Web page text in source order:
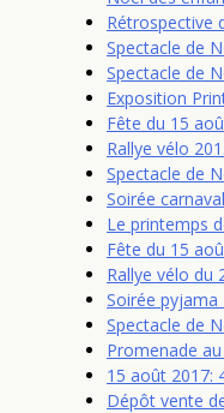
Rétrospective
Spectacle de
Spectacle de
Exposition
Fête du 15
Rallye vélo
Spectacle de
Soirée
Le printemps
Fête du 15
Rallye vélo du
Soirée
Spectacle de
Promenade
15 août 2017:
Dépôt vente